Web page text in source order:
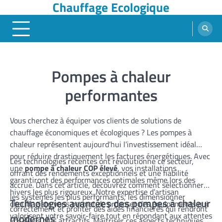
to
content
Chauffage Ecologique
Pompes à chaleur
performantes
Vous cherchez à équiper vos clients de solutions de
chauffage économiques et écologiques ? Les pompes à
chaleur représentent aujourd’hui l’investissement idéal
pour réduire drastiquement les factures énergétiques. Avec
unepompe à chaleur COP élevé, vos installations
garantiront des performances optimales même lors des
hivers les plus rigoureux. Notre expertise d’artisan
chauffagiste vous permet de proposer des équipements qui
valorisent votre savoir-faire tout en répondant aux attentes
Les technologies récentes ont révolutionné ce secteur,
offrant des rendements exceptionnels et une fiabilité
accrue. Dans cet article, découvrez comment sélectionner
les systèmes les plus performants, les dimensionner
correctement et profiter des aides financières qui rendront
Technologies avancées des pompes à chaleur
modernes